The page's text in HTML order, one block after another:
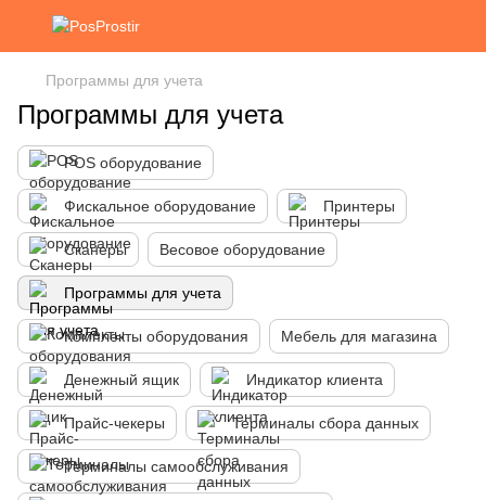
Программы для учета
Программы для учета
POS оборудование
Фискальное оборудование Принтеры
Сканеры Весовое оборудование
Программы для учета
Комплекты оборудования Мебель для магазина
Денежный ящик Индикатор клиента
Прайс-чекеры Терминалы сбора данных
Терминалы самообслуживания